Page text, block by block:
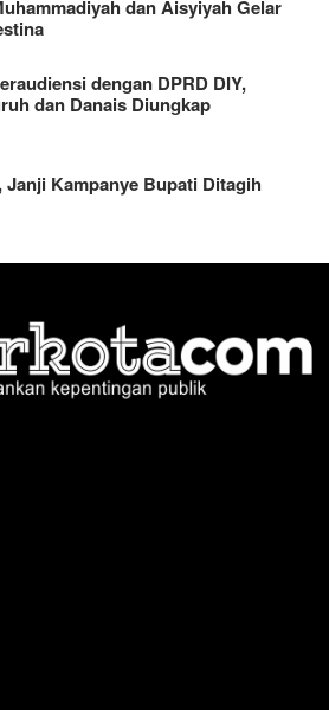
dan Aisyiyah Gelar
dengan DPRD DIY,
dan Danais Diungkap
Janji Kampanye Bupati Ditagih